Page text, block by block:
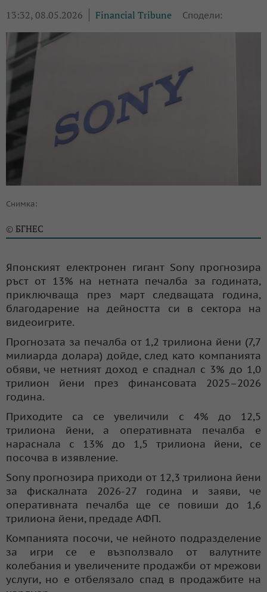
13:32, 08.05.2026 Financial Tribune Сподели:
Снимка:
© БГНЕС
Японският електронен гигант Sony прогнозира
ръст от 13% на нетната печалба за годината,
приключваща през март следващата година,
благодарение на дейността си в сектора на
видеоигрите.
Прогнозата за печалба от 1,2 трилиона йени (7,7
милиарда долара) дойде, след като компанията
обяви, че нетният доход е спаднал с 3% до 1,0
трилион йени през финансовата 2025–2026
година.
Приходите са се увеличили с 4% до 12,5
трилиона йени, а оперативната печалба е
нараснала с 13% до 1,5 трилиона йени, се
посочва в изявление.
Sony прогнозира приходи от 12,3 трилиона йени
за фискалната 2026-27 година и заяви, че
оперативната печалба ще се повиши до 1,6
трилиона йени, предаде АФП.
Компанията посочи, че нейното подразделение
за игри се е възползвало от валутните
колебания и увеличените продажби от мрежови
услуги, но е отбелязало спад в продажбите на